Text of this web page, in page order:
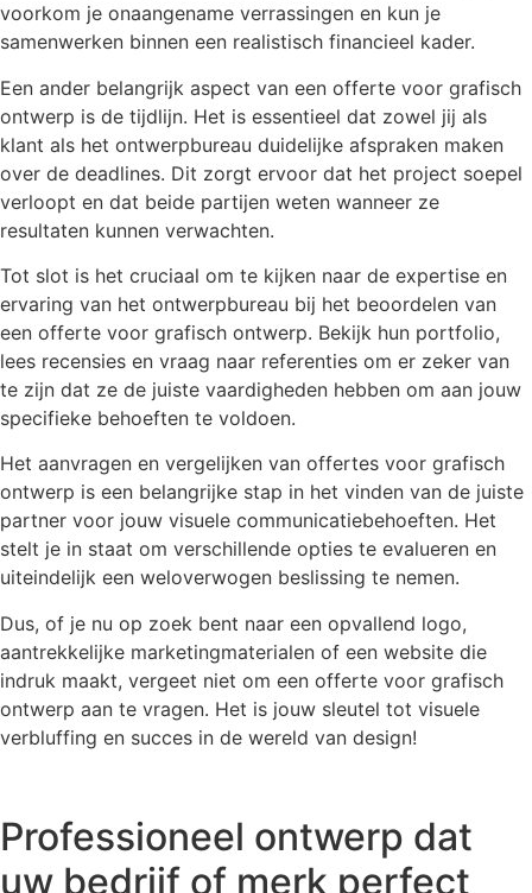
voorkom je onaangename verrassingen en kun je
samenwerken binnen een realistisch financieel kader.
Een ander belangrijk aspect van een offerte voor grafisch
ontwerp is de tijdlijn. Het is essentieel dat zowel jij als
klant als het ontwerpbureau duidelijke afspraken maken
over de deadlines. Dit zorgt ervoor dat het project soepel
verloopt en dat beide partijen weten wanneer ze
resultaten kunnen verwachten.
Tot slot is het cruciaal om te kijken naar de expertise en
ervaring van het ontwerpbureau bij het beoordelen van
een offerte voor grafisch ontwerp. Bekijk hun portfolio,
lees recensies en vraag naar referenties om er zeker van
te zijn dat ze de juiste vaardigheden hebben om aan jouw
specifieke behoeften te voldoen.
Het aanvragen en vergelijken van offertes voor grafisch
ontwerp is een belangrijke stap in het vinden van de juiste
partner voor jouw visuele communicatiebehoeften. Het
stelt je in staat om verschillende opties te evalueren en
uiteindelijk een weloverwogen beslissing te nemen.
Dus, of je nu op zoek bent naar een opvallend logo,
aantrekkelijke marketingmaterialen of een website die
indruk maakt, vergeet niet om een offerte voor grafisch
ontwerp aan te vragen. Het is jouw sleutel tot visuele
verbluffing en succes in de wereld van design!
Professioneel ontwerp dat
uw bedrijf of merk perfect